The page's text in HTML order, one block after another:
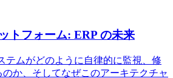
トフォーム: ERP の未来
テムがどのように自律的に監視、修
か、そしてなぜこのアーキテクチャ